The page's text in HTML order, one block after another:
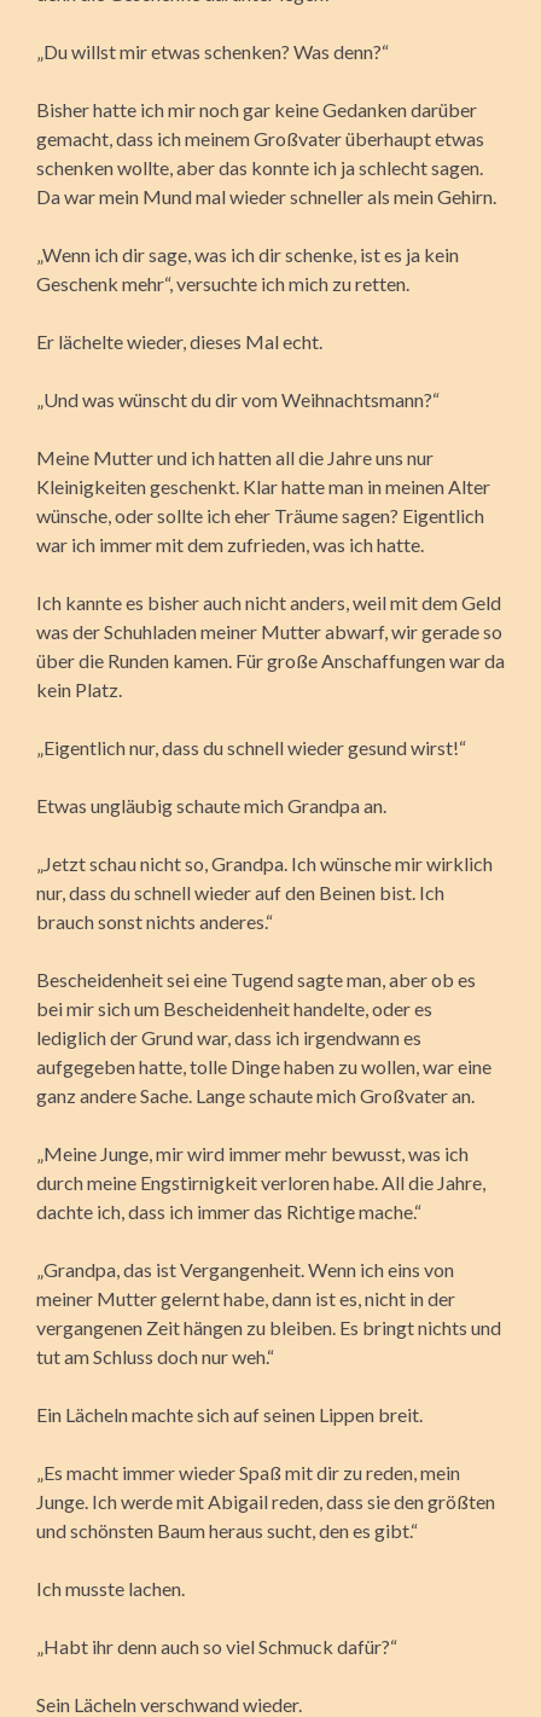
„Du willst mir etwas schenken? Was denn?“
Bisher hatte ich mir noch gar keine Gedanken darüber
gemacht, dass ich meinem Großvater überhaupt etwas
schenken wollte, aber das konnte ich ja schlecht sagen.
Da war mein Mund mal wieder schneller als mein Gehirn.
„Wenn ich dir sage, was ich dir schenke, ist es ja kein
Geschenk mehr“, versuchte ich mich zu retten.
Er lächelte wieder, dieses Mal echt.
„Und was wünscht du dir vom Weihnachtsmann?“
Meine Mutter und ich hatten all die Jahre uns nur
Kleinigkeiten geschenkt. Klar hatte man in meinen Alter
wünsche, oder sollte ich eher Träume sagen? Eigentlich
war ich immer mit dem zufrieden, was ich hatte.
Ich kannte es bisher auch nicht anders, weil mit dem Geld
was der Schuhladen meiner Mutter abwarf, wir gerade so
über die Runden kamen. Für große Anschaffungen war da
kein Platz.
„Eigentlich nur, dass du schnell wieder gesund wirst!“
Etwas ungläubig schaute mich Grandpa an.
„Jetzt schau nicht so, Grandpa. Ich wünsche mir wirklich
nur, dass du schnell wieder auf den Beinen bist. Ich
brauch sonst nichts anderes.“
Bescheidenheit sei eine Tugend sagte man, aber ob es
bei mir sich um Bescheidenheit handelte, oder es
lediglich der Grund war, dass ich irgendwann es
aufgegeben hatte, tolle Dinge haben zu wollen, war eine
ganz andere Sache. Lange schaute mich Großvater an.
„Meine Junge, mir wird immer mehr bewusst, was ich
durch meine Engstirnigkeit verloren habe. All die Jahre,
dachte ich, dass ich immer das Richtige mache.“
„Grandpa, das ist Vergangenheit. Wenn ich eins von
meiner Mutter gelernt habe, dann ist es, nicht in der
vergangenen Zeit hängen zu bleiben. Es bringt nichts und
tut am Schluss doch nur weh.“
Ein Lächeln machte sich auf seinen Lippen breit.
„Es macht immer wieder Spaß mit dir zu reden, mein
Junge. Ich werde mit Abigail reden, dass sie den größten
und schönsten Baum heraus sucht, den es gibt.“
Ich musste lachen.
„Habt ihr denn auch so viel Schmuck dafür?“
Sein Lächeln verschwand wieder.